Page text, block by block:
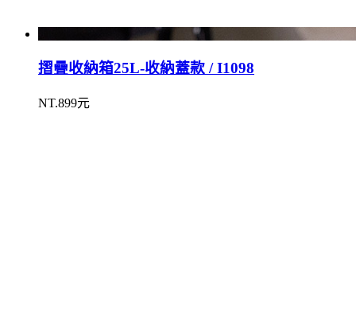
摺疊收納箱25L-收納蓋款 / I1098
NT.899元